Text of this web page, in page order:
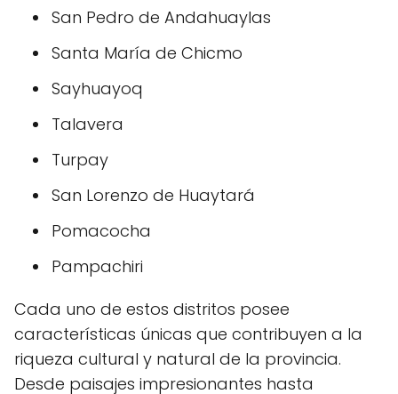
San Pedro de Andahuaylas
Santa María de Chicmo
Sayhuayoq
Talavera
Turpay
San Lorenzo de Huaytará
Pomacocha
Pampachiri
Cada uno de estos distritos posee
características únicas que contribuyen a la
riqueza cultural y natural de la provincia.
Desde paisajes impresionantes hasta